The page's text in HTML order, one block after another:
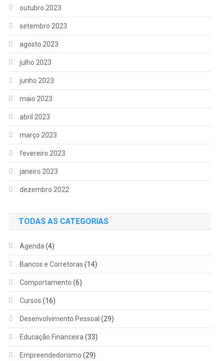
outubro 2023
setembro 2023
agosto 2023
julho 2023
junho 2023
maio 2023
abril 2023
março 2023
fevereiro 2023
janeiro 2023
dezembro 2022
TODAS AS CATEGORIAS
Agenda (4)
Bancos e Corretoras (14)
Comportamento (6)
Cursos (16)
Desenvolvimento Pessoal (29)
Educação Financeira (33)
Empreendedorismo (29)